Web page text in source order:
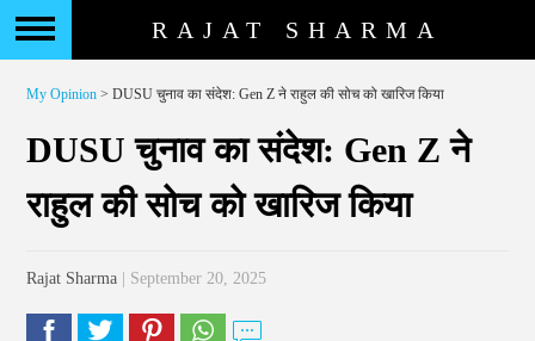
RAJAT SHARMA
My Opinion > DUSU चुनाव का संदेश: Gen Z ने राहुल की सोच को खारिज किया
DUSU चुनाव का संदेश: Gen Z ने
राहुल की सोच को खारिज किया
Rajat Sharma | September 20, 2025